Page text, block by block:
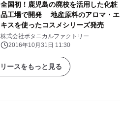
全国初！鹿児島の廃校を活用した化粧
品工場で開発 地産原料のアロマ・エ
キスを使ったコスメシリーズ発売
株式会社ボタニカルファクトリー
2016年10月31日 11:30
ースをもっと見る